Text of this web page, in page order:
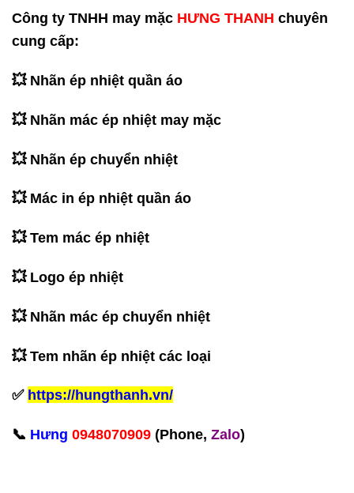
Công ty TNHH may mặc HƯNG THANH chuyên
cung cấp:
💥 Nhãn ép nhiệt quần áo
💥 Nhãn mác ép nhiệt may mặc
💥 Nhãn ép chuyển nhiệt
💥 Mác in ép nhiệt quần áo
💥 Tem mác ép nhiệt
💥 Logo ép nhiệt
💥 Nhãn mác ép chuyển nhiệt
💥 Tem nhãn ép nhiệt các loại
✅ https://hungthanh.vn/
‪📞 Hưng 0948070909 (Phone, Zalo)‬